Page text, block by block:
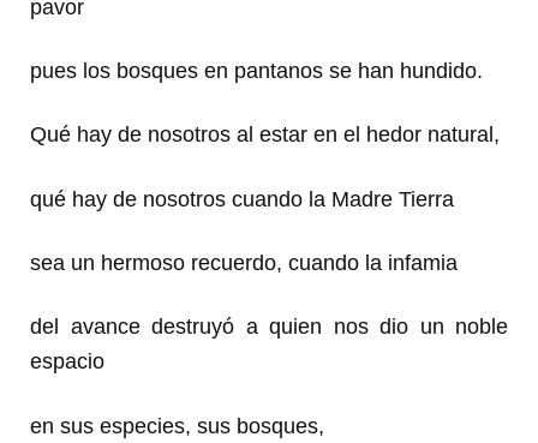
pavor
pues los bosques en pantanos se han hundido.
Qué hay de nosotros al estar en el hedor natural,
qué hay de nosotros cuando la Madre Tierra
sea un hermoso recuerdo, cuando la infamia
del avance destruyó a quien nos dio un noble
espacio
en sus especies, sus bosques,